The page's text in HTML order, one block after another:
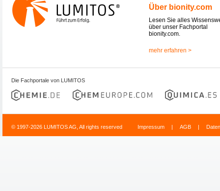
Über bionity.com
Lesen Sie alles
über unser Fachportal
bionity.com.
mehr erfahren >
Die Fachportale von LUMITOS
© 1997-2026 LUMITOS AG, All rights reserved Impressum | AGB |